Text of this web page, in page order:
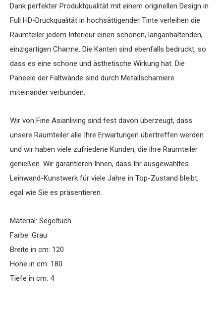
Dank perfekter Produktqualität mit einem originellen Design in
Full HD-Druckqualität in hochsättigender Tinte verleihen die
Raumteiler jedem Interieur einen schönen, langanhaltenden,
einzigartigen Charme. Die Kanten sind ebenfalls bedruckt, so
dass es eine schöne und ästhetische Wirkung hat. Die
Paneele der Faltwände sind durch Metallscharniere
miteinander verbunden.
Wir von Fine Asianliving sind fest davon überzeugt, dass
unsere Raumteiler alle Ihre Erwartungen übertreffen werden
und wir haben viele zufriedene Kunden, die ihre Raumteiler
genießen. Wir garantieren Ihnen, dass Ihr ausgewähltes
Leinwand-Kunstwerk für viele Jahre in Top-Zustand bleibt,
egal wie Sie es präsentieren.
Material: Segeltuch
Farbe: Grau
Breite in cm: 120
Hohe in cm: 180
Tiefe in cm: 4